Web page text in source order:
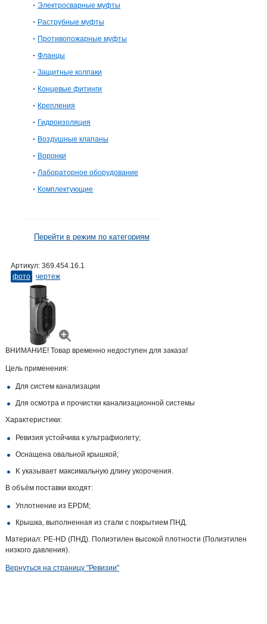
Электросварныe муфты
Раструбные муфты
Противопожарные муфты
Фланцы
Защитные колпаки
Концевые фитинги
Крепления
Гидроизоляция
Воздушные клапаны
Воронки
Лабораторное оборудование
Комплектующие
Перейти в режим по категориям
Артикул: 369.454.16.1
фото
чертеж
ВНИМАНИЕ! Товар временно недоступен для заказа!
Цель применения:
Для систем канализации
Для осмотра и прочистки канализационной системы
Характеристики:
Ревизия устойчива к ультрафиолету;
Оснащена овальной крышкой;
K указывает максимальную длину укорочения.
В объём поставки входят:
Уплотнение из EPDM;
Крышка, выполненная из стали с покрытием ПНД.
Материал: PE-HD (ПНД). Полиэтилен высокой плотности (Полиэтилен
низкого давления).
Вернуться на страницу "Ревизии"